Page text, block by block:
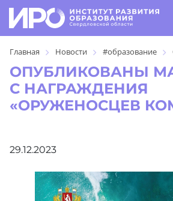
Главная Новости #образование
ОПУБЛИКОВАНЫ
С НАГРАЖДЕНИЯ
«ОРУЖЕНОСЦЕВ
29.12.2023